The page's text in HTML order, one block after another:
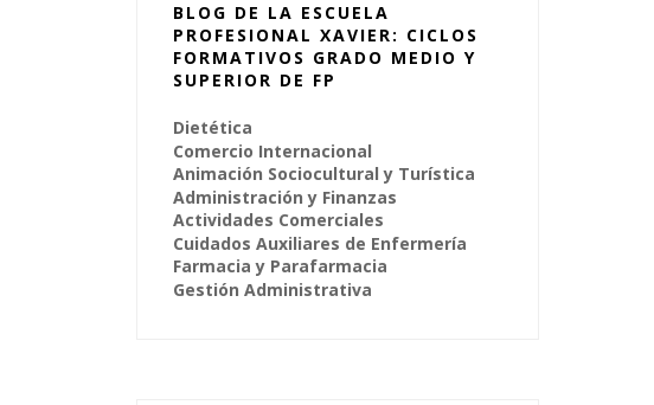
BLOG DE LA ESCUELA
PROFESIONAL XAVIER: CICLOS
FORMATIVOS GRADO MEDIO Y
SUPERIOR DE FP
Dietética
Comercio Internacional
Animación Sociocultural y Turística
Administración y Finanzas
Actividades Comerciales
Cuidados Auxiliares de Enfermería
Farmacia y Parafarmacia
Gestión Administrativa